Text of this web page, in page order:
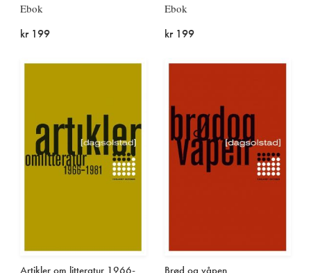
Ebok
kr 199
Ebok
kr 199
Artikler om litteratur 1966- Brød og våpen